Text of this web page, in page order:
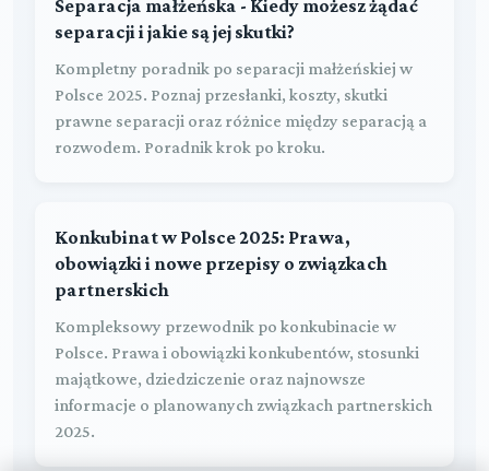
Separacja małżeńska - Kiedy możesz żądać
separacji i jakie są jej skutki?
Kompletny poradnik po separacji małżeńskiej w
Polsce 2025. Poznaj przesłanki, koszty, skutki
prawne separacji oraz różnice między separacją a
rozwodem. Poradnik krok po kroku.
Konkubinat w Polsce 2025: Prawa,
obowiązki i nowe przepisy o związkach
partnerskich
Kompleksowy przewodnik po konkubinacie w
Polsce. Prawa i obowiązki konkubentów, stosunki
majątkowe, dziedziczenie oraz najnowsze
informacje o planowanych związkach partnerskich
2025.